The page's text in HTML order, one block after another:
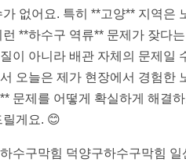
가 없어요. 특히 **고양** 지역은
런 **하수구 역류** 문제가 잦다
이 아니라 배관 자체의 문제일
오늘은 제가 현장에서 경험한
문제를 어떻게 확실하게 해결
릴게요. 😊
수구막힘 덕양구하수구막힘